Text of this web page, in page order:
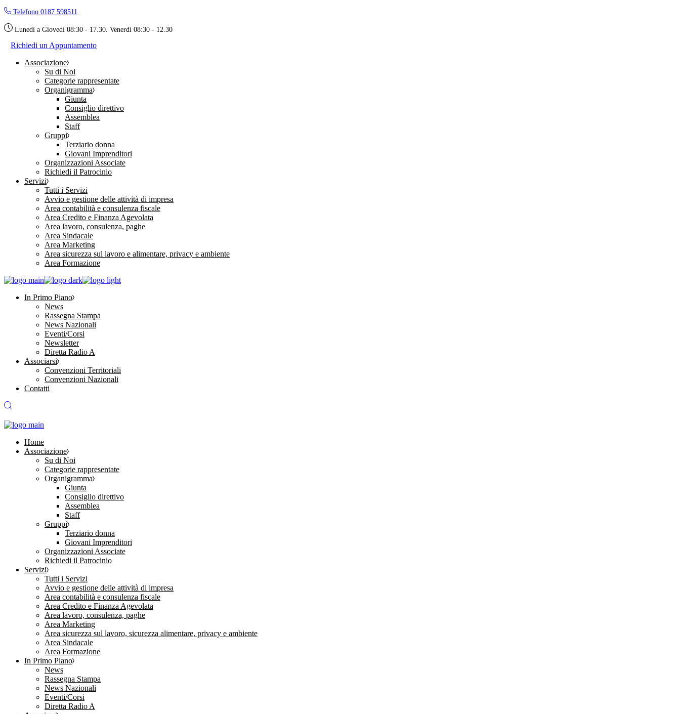
Skip
the
Telefono 0187 598511
Lunedì a Giovedì 08:30 - 17.30. Venerdì 08:30 - 12.30
Richiedi un Appuntamento
Associazione
Su di Noi
Categorie rappresentate
Organigramma
Giunta
Consiglio direttivo
Assemblea
Staff
Gruppi
Terziario donna
Giovani Imprenditori
Organizzazioni Associate
Richiedi il Patrocinio
Servizi
Tutti i Servizi
Avvio e gestione delle attività di impresa
Area contabilità e consulenza fiscale
Area Credito e Finanza Agevolata
Area lavoro, consulenza, paghe
Area Sindacale
Area Marketing
Area sicurezza sul lavoro e alimentare, privacy e ambiente
Area Formazione
In Primo Piano
News
Rassegna Stampa
News Nazionali
Eventi/Corsi
Newsletter
Diretta Radio A
Associarsi
Convenzioni Territoriali
Convenzioni Nazionali
Contatti
Home
Associazione
Su di Noi
Categorie rappresentate
Organigramma
Giunta
Consiglio direttivo
Assemblea
Staff
Gruppi
Terziario donna
Giovani Imprenditori
Organizzazioni Associate
Richiedi il Patrocinio
Servizi
Tutti i Servizi
Avvio e gestione delle attività di impresa
Area contabilità e consulenza fiscale
Area Credito e Finanza Agevolata
Area lavoro, consulenza, paghe
Area Marketing
Area sicurezza sul lavoro, sicurezza alimentare, privacy e ambiente
Area Sindacale
Area Formazione
In Primo Piano
News
Rassegna Stampa
News Nazionali
Eventi/Corsi
Diretta Radio A